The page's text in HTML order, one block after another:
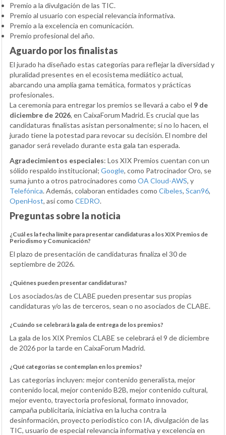
Premio a la divulgación de las TIC.
Premio al usuario con especial relevancia informativa.
Premio a la excelencia en comunicación.
Premio profesional del año.
Aguardo por los finalistas
El jurado ha diseñado estas categorías para reflejar la diversidad y
pluralidad presentes en el ecosistema mediático actual,
abarcando una amplia gama temática, formatos y prácticas
profesionales.
La ceremonia para entregar los premios se llevará a cabo el 9 de
diciembre de 2026, en CaixaForum Madrid. Es crucial que las
candidaturas finalistas asistan personalmente; si no lo hacen, el
jurado tiene la potestad para revocar su decisión. El nombre del
ganador será revelado durante esta gala tan esperada.
Agradecimientos especiales: Los XIX Premios cuentan con un
sólido respaldo institucional; Google, como Patrocinador Oro, se
suma junto a otros patrocinadores como OA Cloud-AWS, y
Telefónica. Además, colaboran entidades como Cibeles, Scan96,
OpenHost, así como CEDRO.
Preguntas sobre la noticia
¿Cuál es la fecha límite para presentar candidaturas a los XIX Premios de
Periodismo y Comunicación?
El plazo de presentación de candidaturas finaliza el 30 de
septiembre de 2026.
¿Quiénes pueden presentar candidaturas?
Los asociados/as de CLABE pueden presentar sus propias
candidaturas y/o las de terceros, sean o no asociados de CLABE.
¿Cuándo se celebrará la gala de entrega de los premios?
La gala de los XIX Premios CLABE se celebrará el 9 de diciembre
de 2026 por la tarde en CaixaForum Madrid.
¿Qué categorías se contemplan en los premios?
Las categorías incluyen: mejor contenido generalista, mejor
contenido local, mejor contenido B2B, mejor contenido cultural,
mejor evento, trayectoria profesional, formato innovador,
campaña publicitaria, iniciativa en la lucha contra la
desinformación, proyecto periodístico con IA, divulgación de las
TIC, usuario de especial relevancia informativa y excelencia en